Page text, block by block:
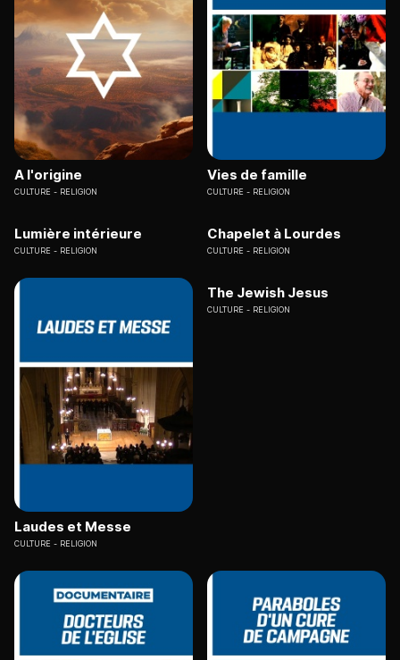
A l'origine
CULTURE RELIGION
Vies de famille
CULTURE RELIGION
Lumière intérieure
CULTURE RELIGION
Chapelet à Lourdes
CULTURE RELIGION
Laudes et Messe
CULTURE RELIGION
The Jewish Jesus
CULTURE RELIGION